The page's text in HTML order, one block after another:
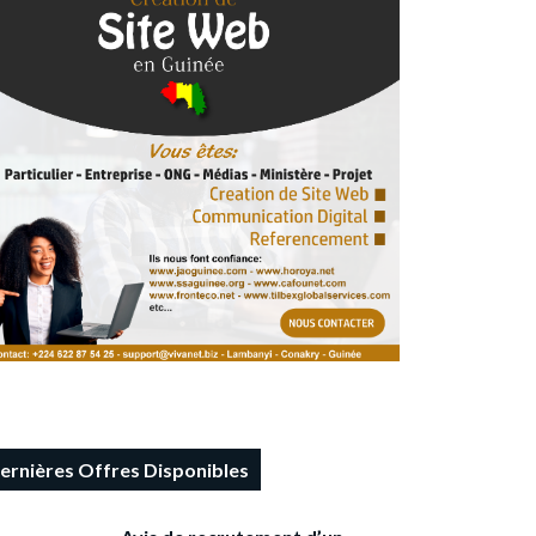
Offres Disponibles